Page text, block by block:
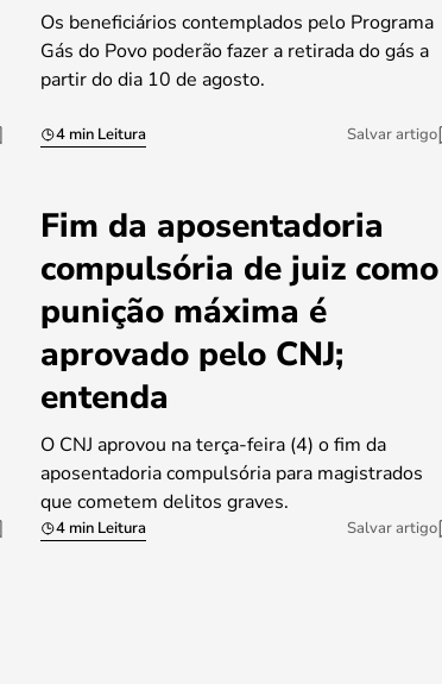
Os beneficiários contemplados pelo Programa
Gás do Povo poderão fazer a retirada do gás a
partir do dia 10 de agosto.
4 min Leitura Salvar artigo
Fim da aposentadoria
compulsória de juiz como
punição máxima é
aprovado pelo CNJ;
entenda
O CNJ aprovou na terça-feira (4) o fim da
aposentadoria compulsória para magistrados
que cometem delitos graves.
4 min Leitura Salvar artigo